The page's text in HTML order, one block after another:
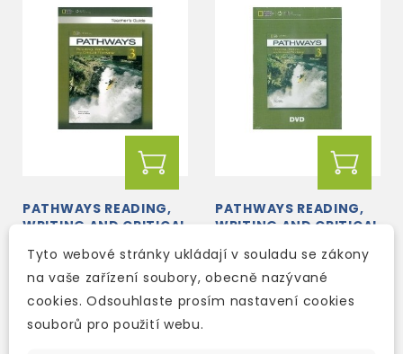
PATHWAYS READING,
WRITING AND CRITICAL
GUIDE
2-3 týdny
827 Kč -15% 703 Kč
PATHWAYS READING,
WRITING AND CRITICAL
3-5 dní
740 Kč -15% 629 Kč
Tyto webové stránky ukládají v souladu se zákony
na vaše zařízení soubory, obecně nazývané
cookies. Odsouhlaste prosím nastavení cookies
souborů pro použití webu.